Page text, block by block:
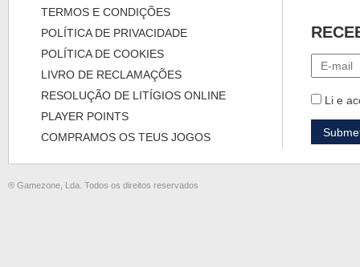
TERMOS E CONDIÇÕES
POLÍTICA DE PRIVACIDADE
POLÍTICA DE COOKIES
LIVRO DE RECLAMAÇÕES
RESOLUÇÃO DE LITÍGIOS ONLINE
PLAYER POINTS
COMPRAMOS OS TEUS JOGOS
Li e
® Gamezone, Lda. Todos os direitos reservados